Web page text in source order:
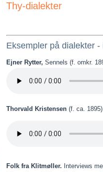
Thy-dialekter
Eksempler på dialekter -
Ejner Rytter, Sennels (f. omkr.
Thorvald Kristensen (f. ca.
Folk fra Klitmøller. Interviews